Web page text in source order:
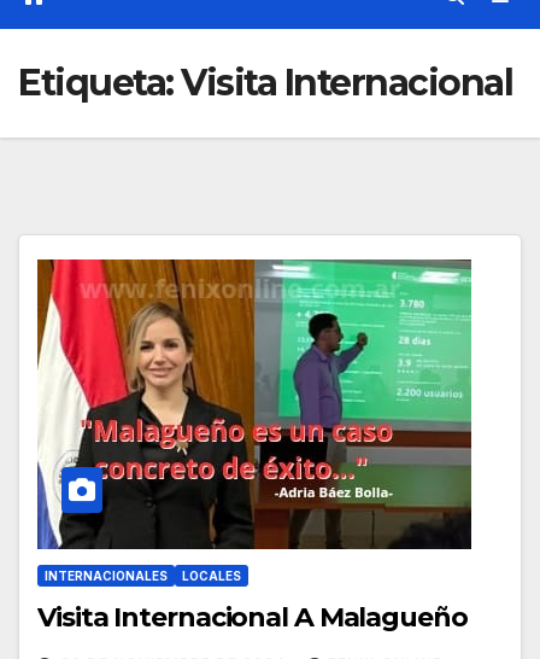
Etiqueta:Visita Internacional
INTERNACIONALES LOCALES
Visita Internacional A Malagueño